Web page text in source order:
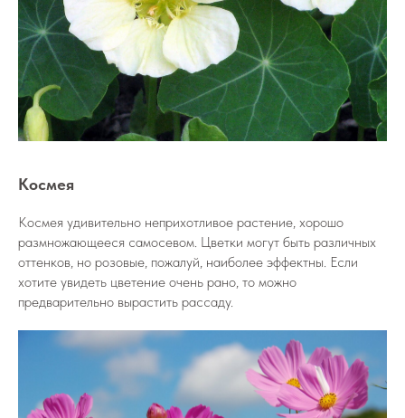
Космея
Космея удивительно неприхотливое растение, хорошо
размножающееся самосевом. Цветки могут быть различных
оттенков, но розовые, пожалуй, наиболее эффектны. Если
хотите увидеть цветение очень рано, то можно
предварительно вырастить рассаду.